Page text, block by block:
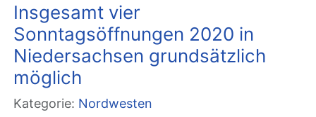
Insgesamt vier
Sonntagsöffnungen 2020 in
Niedersachsen grundsätzlich
möglich
Kategorie: Nordwesten